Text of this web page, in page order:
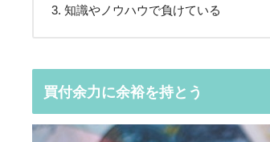
知識やノウハウで負けている
買付余力に余裕を持とう